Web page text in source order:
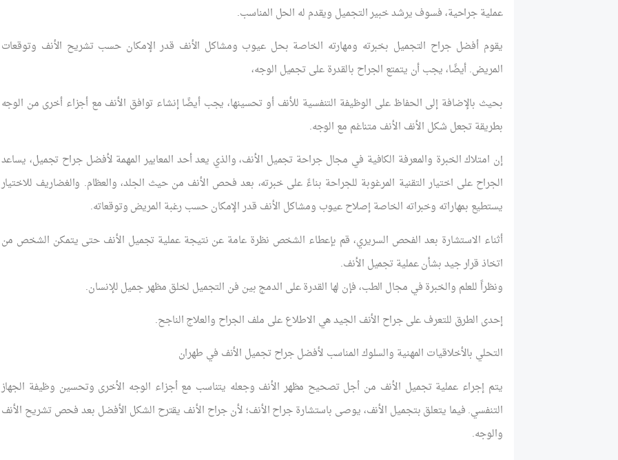
عملية جراحية، فسوف يرشد خبير التجميل ويقدم له الحل المناسب.
يقوم أفضل جراح التجميل بخبرته ومهارته الخاصة بحل عيوب ومشاكل الأنف قدر الإمكان حسب تشريح الأنف وتوقعات
المريض. أيضًا، يجب أن يتمتع الجراح بالقدرة على تجميل الوجه،
بحيث بالإضافة إلى الحفاظ على الوظيفة التنفسية للأنف أو تحسينها، يجب أيضًا إنشاء توافق الأنف مع أجزاء أخرى من الوجه
بطريقة تجعل شكل الأنف الأنف متناغم مع الوجه.
إن امتلاك الخبرة والمعرفة الكافية في مجال جراحة تجميل الأنف، والذي يعد أحد المعايير المهمة لأفضل جراح تجميل، يساعد
الجراح على اختيار التقنية المرغوبة للجراحة بناءً على خبرته، بعد فحص الأنف من حيث الجلد، والعظام. والغضاريف للاختيار
يستطيع بمهاراته وخبراته الخاصة إصلاح عيوب ومشاكل الأنف قدر الإمكان حسب رغبة المريض وتوقعاته.
أثناء الاستشارة بعد الفحص السريري، قم بإعطاء الشخص نظرة عامة عن نتيجة عملية تجميل الأنف حتى يتمكن الشخص من
اتخاذ قرار جيد بشأن عملية تجميل الأنف.
ونظراً للعلم والخبرة في مجال الطب، فإن لها القدرة على الدمج بين فن التجميل لخلق مظهر جميل للإنسان.
إحدى الطرق للتعرف على جراح الأنف الجيد هي الاطلاع على ملف الجراح والعلاج الناجح.
التحلي بالأخلاقيات المهنية والسلوك المناسب لأفضل جراح تجميل الأنف في طهران
يتم إجراء عملية تجميل الأنف من أجل تصحيح مظهر الأنف وجعله يتناسب مع أجزاء الوجه الأخرى وتحسين وظيفة الجهاز
التنفسي. فيما يتعلق بتجميل الأنف، يوصى باستشارة جراح الأنف؛ لأن جراح الأنف يقترح الشكل الأفضل بعد فحص تشريح الأنف
والوجه.